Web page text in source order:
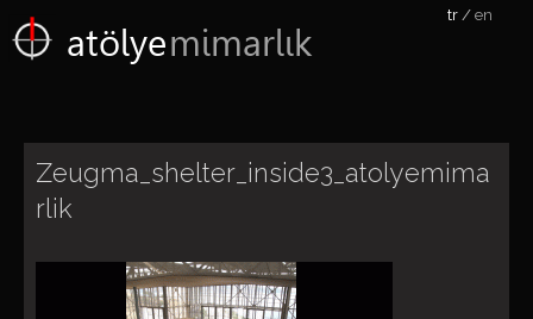
atölyemimarlık
tr en
Zeugma_shelter_inside3_atolyemima
rlik